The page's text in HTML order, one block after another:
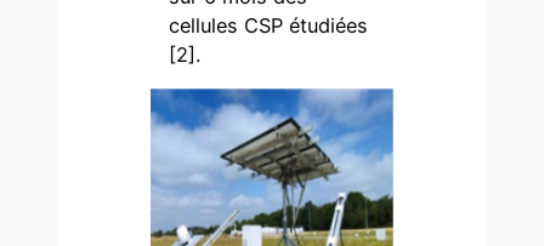
cellules CSP étudiées
[2].